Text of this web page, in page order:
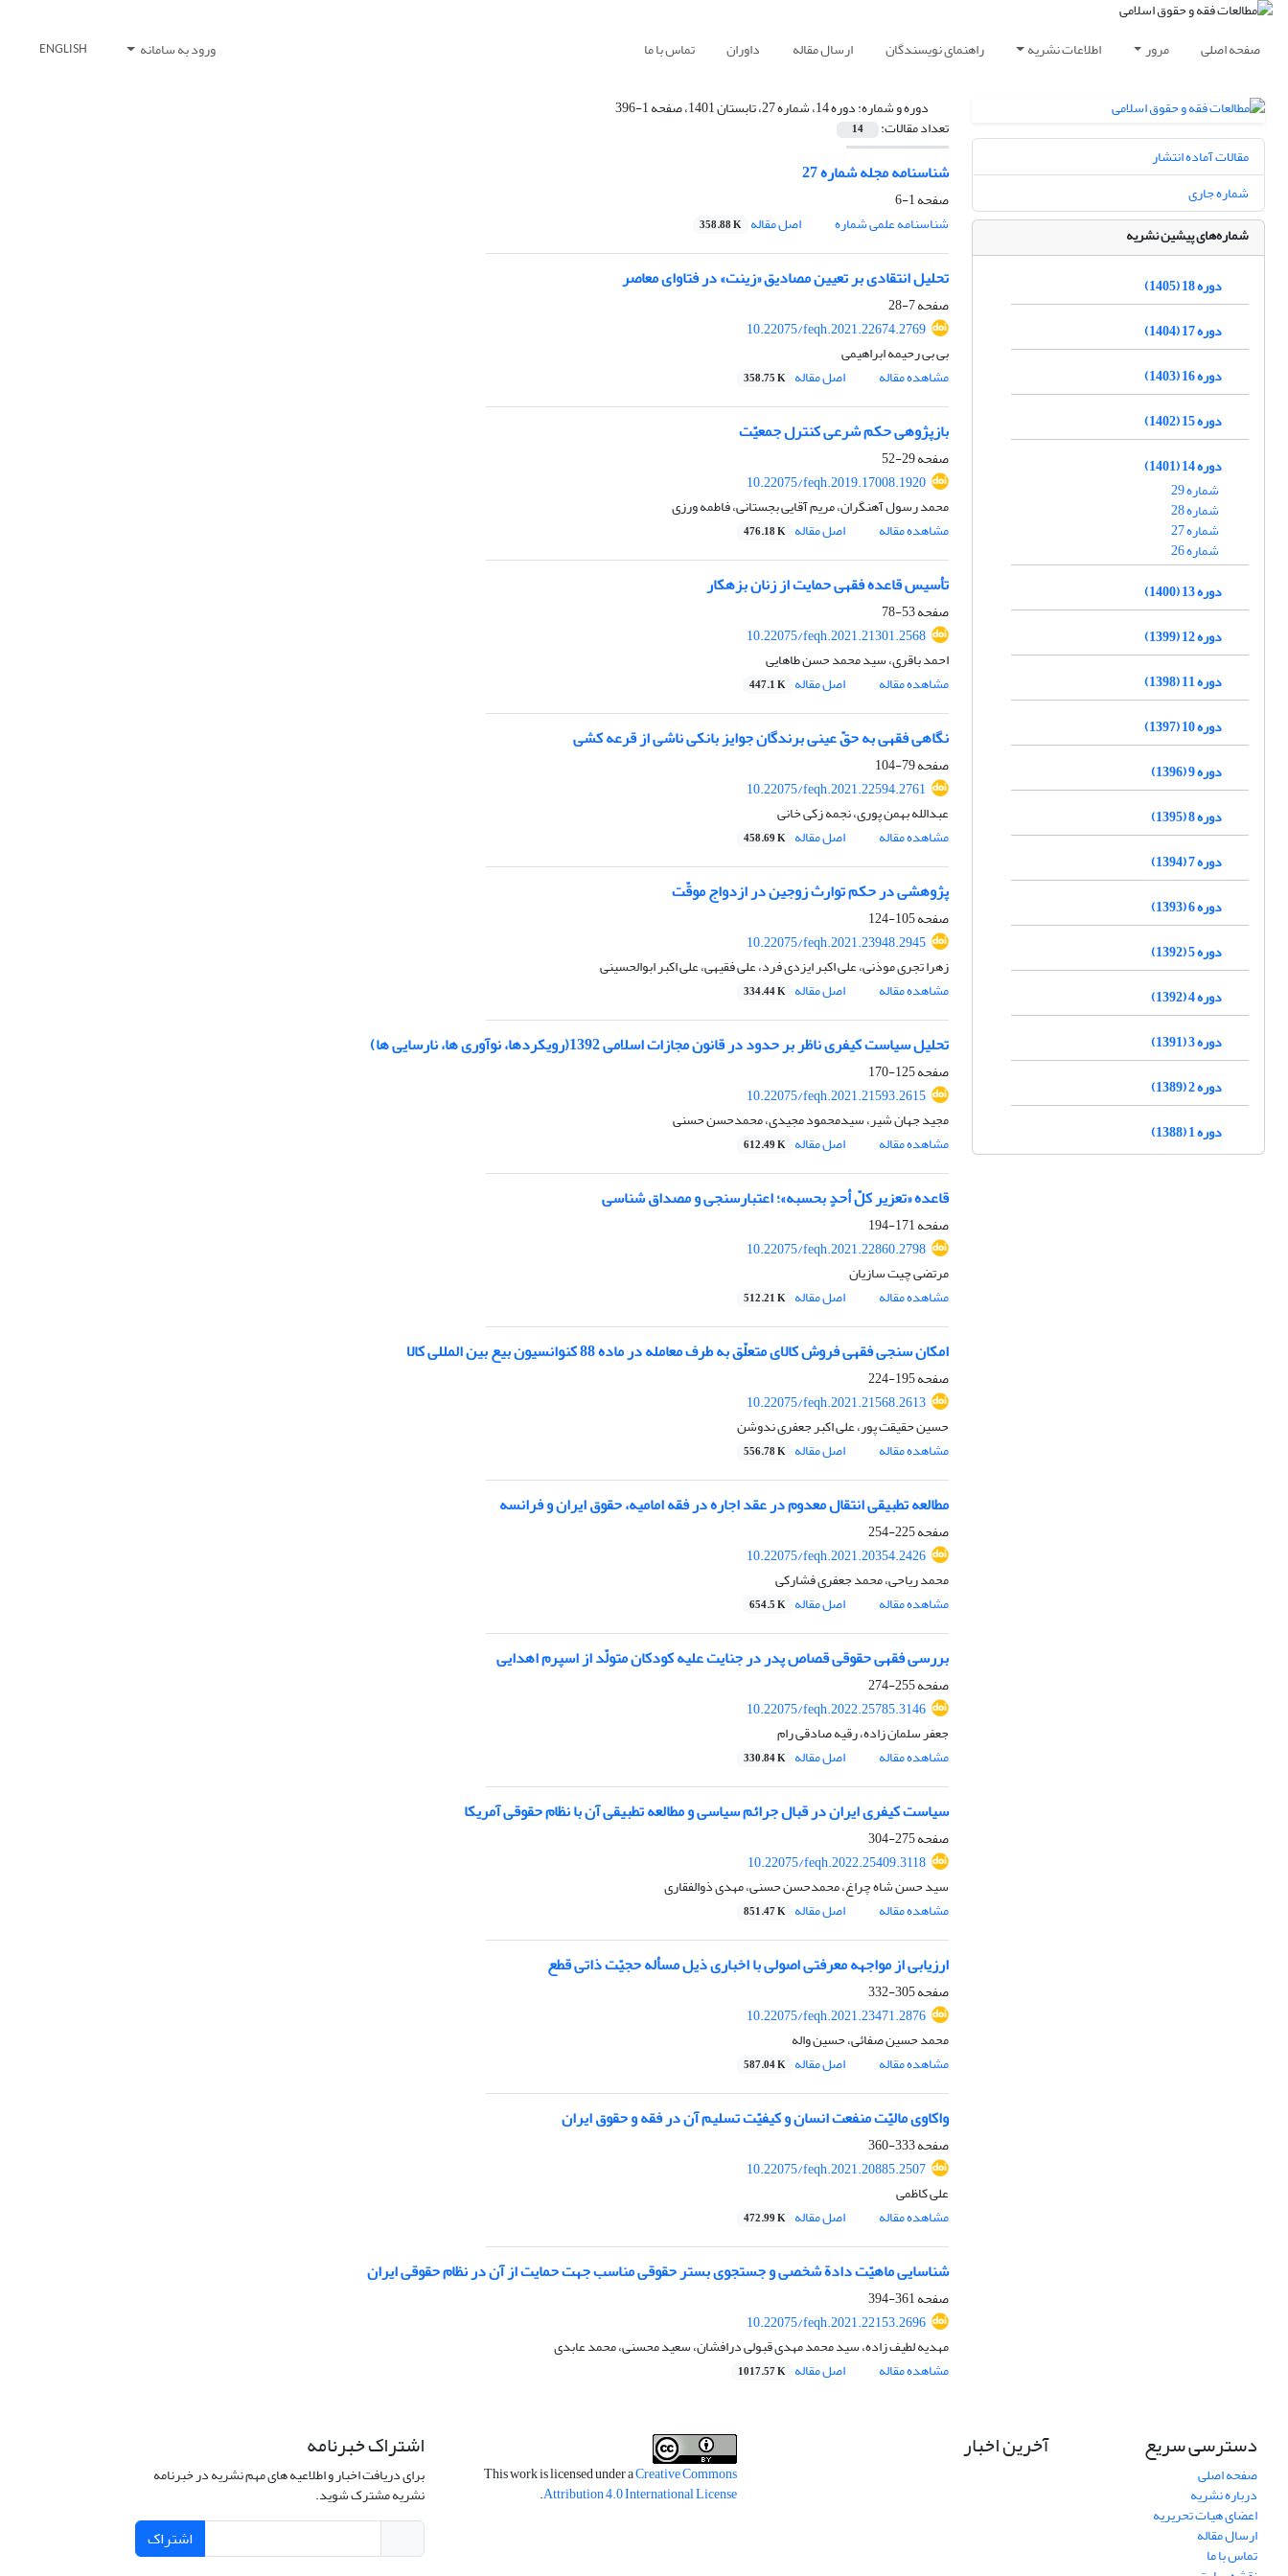
صفحه اصلی مرور اطلاعات نشریه راهنمای نویسندگان ارسال مقاله داوران تماس با ما ورود به سامانه ENGLISH
دوره و شماره:دوره 14، شماره 27، تابستان 1401، صفحه 1-396
تعداد مقالات: 14
شناسنامه مجله شماره 27
صفحه1-6
شناسنامه علمی شماره
اصل مقاله 358.88 K
تحلیل انتقادی بر تعیین مصادیق «زینت» در فتاوای معاصر
صفحه7-28
10.22075/feqh.2021.22674.2769
بی بی رحیمه ابراهیمی
مشاهده مقاله
اصل مقاله 358.75 K
بازپژوهی حکم شرعی کنترل جمعیّت
صفحه29-52
10.22075/feqh.2019.17008.1920
محمد رسول آهنگران، مریم آقایی بجستانی، فاطمه ورزی
مشاهده مقاله
اصل مقاله 476.18 K
تأسیس قاعده فقهی حمایت از زنان بزهکار
صفحه53-78
10.22075/feqh.2021.21301.2568
احمد باقری، سید محمد حسن طاهایی
مشاهده مقاله
اصل مقاله 447.1 K
نگاهی فقهی به حقّ عینی برندگان جوایز بانکی ناشی از قرعه کشی
صفحه79-104
10.22075/feqh.2021.22594.2761
عبدالله بهمن پوری، نجمه زکی خانی
مشاهده مقاله
اصل مقاله 458.69 K
پژوهشی در حکم توارث زوجین در ازدواج موقّت
صفحه105-124
10.22075/feqh.2021.23948.2945
زهرا تجری موذنی، علی اکبر ایزدی فرد، علی فقیهی، علی اکبر ابوالحسینی
مشاهده مقاله
اصل مقاله 334.44 K
تحلیل سیاست کیفری ناظر بر حدود در قانون مجازات اسلامی 1392(رویکردها، نوآوری ها، نارسایی ها)
صفحه125-170
10.22075/feqh.2021.21593.2615
مجید جهان شیر، سیدمحمود مجیدی، محمدحسن حسنی
مشاهده مقاله
اصل مقاله 612.49 K
قاعده «تعزیر کلّ أحدٍ بحسبه»؛ اعتبارسنجی و مصداق ‌شناسی
صفحه171-194
10.22075/feqh.2021.22860.2798
مرتضی چیت سازیان
مشاهده مقاله
اصل مقاله 512.21 K
امکان سنجی فقهی فروش کالای متعلّق به طرف معامله در ماده 88 کنوانسیون بیع بین المللی کالا
صفحه195-224
10.22075/feqh.2021.21568.2613
حسین حقیقت پور، علی اکبر جعفری ندوشن
مشاهده مقاله
اصل مقاله 556.78 K
مطالعه تطبیقی انتقال معدوم در عقد اجاره در فقه امامیه، حقوق ایران و فرانسه
صفحه225-254
10.22075/feqh.2021.20354.2426
محمد ریاحی، محمد جعفری فشارکی
مشاهده مقاله
اصل مقاله 654.5 K
بررسی فقهی حقوقی قصاص پدر در جنایت علیه کودکان متولّد از اسپرم اهدایی
صفحه255-274
10.22075/feqh.2022.25785.3146
جعفر سلمان زاده، رقیه صادقی رام
مشاهده مقاله
اصل مقاله 330.84 K
سیاست کیفری ایران در قبال جرائم سیاسی و مطالعه تطبیقی آن با نظام حقوقی آمریکا
صفحه275-304
10.22075/feqh.2022.25409.3118
سید حسن شاه چراغ، محمدحسن حسنی، مهدی ذوالفقاری
مشاهده مقاله
اصل مقاله 851.47 K
ارزیابی از مواجهه‌ معرفتی اصولی با اخباری ذیل مسأله حجیّت ذاتی قطع
صفحه305-332
10.22075/feqh.2021.23471.2876
محمد حسین صفائی، حسین واله
مشاهده مقاله
اصل مقاله 587.04 K
واکاوی مالیّت منفعت انسان و کیفیّت تسلیم آن در فقه و حقوق ایران
صفحه333-360
10.22075/feqh.2021.20885.2507
علی کاظمی
مشاهده مقاله
اصل مقاله 472.99 K
شناسایی ماهیّت دادة شخصی و جستجوی بستر حقوقی مناسب جهت حمایت از آن در نظام حقوقی ایران
صفحه361-394
10.22075/feqh.2021.22153.2696
مهدیه لطیف زاده، سید محمد مهدی قبولی درافشان، سعید محسنی، محمد عابدی
مشاهده مقاله
اصل مقاله 1017.57 K
مقالات آماده انتشار
شماره جاری
شماره‌های پیشین نشریه
دوره 18 (1405)
دوره 17 (1404)
دوره 16 (1403)
دوره 15 (1402)
دوره 14 (1401)
شماره 29
شماره 28
شماره 27
شماره 26
دوره 13 (1400)
دوره 12 (1399)
دوره 11 (1398)
دوره 10 (1397)
دوره 9 (1396)
دوره 8 (1395)
دوره 7 (1394)
دوره 6 (1393)
دوره 5 (1392)
دوره 4 (1392)
دوره 3 (1391)
دوره 2 (1389)
دوره 1 (1388)
دسترسی سریع
صفحه اصلی
درباره نشریه
اعضای هیات تحریریه
ارسال مقاله
تماس با ما
آخرین اخبار
This work is licensed under aCreative Commons
Attribution 4.0 International License
.
اشتراک خبرنامه
برای دریافت اخبار و اطلاعیه های مهم نشریه در خبرنامه
نشریه مشترک شوید.
اشتراک